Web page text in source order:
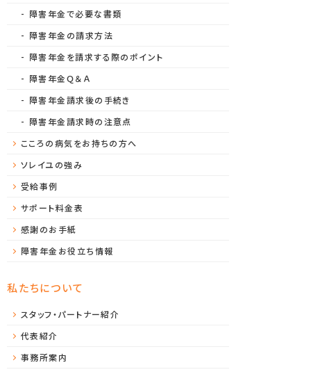
障害年金で必要な書類
障害年金の請求方法
障害年金を請求する際のポイント
障害年金Ｑ＆Ａ
障害年金請求後の手続き
障害年金請求時の注意点
こころの病気をお持ちの方へ
ソレイユの強み
受給事例
サポート料金表
感謝のお手紙
障害年金お役立ち情報
私たちについて
スタッフ・パートナー紹介
代表紹介
事務所案内